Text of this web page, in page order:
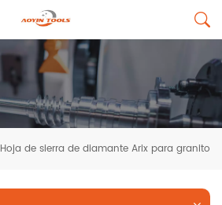
Hoja de sierra de diamante Arix para granito